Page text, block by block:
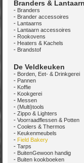
Branders &
Branders
Brander accessoires
Lantaarns
Lantaarn accessoires
Rookovens
Heaters & Kachels
Brandstof
De Veldkeuken
Borden, Eet- & Drinkgerei
Pannen
Koffie
Kookgerei
Messen
(Multi)tools
Zippo & Lighters
Voorraadflessen & Potten
Coolers & Thermos
Keukenmeubels
Field Bakery
Tarps
BuitenGewoon handig
Buiten kookboeken